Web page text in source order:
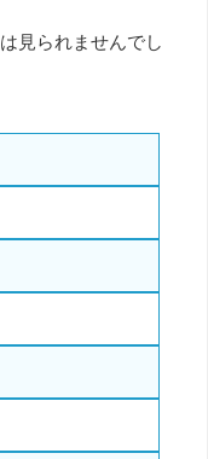
見られませんでし